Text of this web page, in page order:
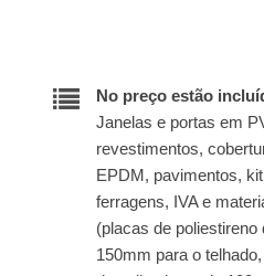
No preço estão
Janelas e portas em
revestimentos,
EPDM, pavimentos,
ferragens, IVA e
(placas de poliestireno
150mm para o